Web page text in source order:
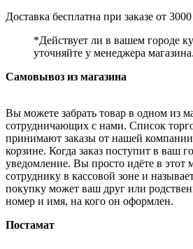
Доставка бесплатна при заказе от
*Действует ли в вашем городе
уточняйте у менеджера магазина.
Самовывоз из магазина
Вы можете забрать товар в одном из
сотрудничающих с нами. Список
принимают заказы от нашей компании
корзине. Когда заказ поступит в ваш
уведомление. Вы просто идёте в этот
сотруднику в кассовой зоне и
покупку может ваш друг или
номер и имя, на кого он оформлен.
Постамат